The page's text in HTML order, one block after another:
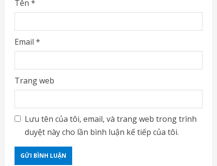
Tên *
Email *
Trang web
Lưu tên của tôi, email, và trang web trong trình
duyệt này cho lần bình luận kế tiếp của tôi.